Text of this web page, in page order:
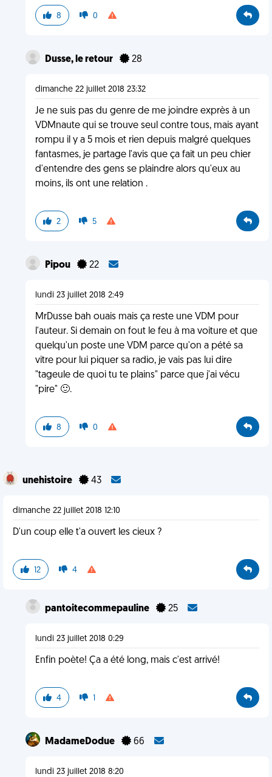
8 0
Dusse, le retour 28
dimanche 22 juillet 2018 23:32
Je ne suis pas du genre de me joindre exprès à un
VDMnaute qui se trouve seul contre tous, mais ayant
rompu il y a 5 mois et rien depuis malgré quelques
fantasmes, je partage l'avis que ça fait un peu chier
d'entendre des gens se plaindre alors qu'eux au
moins, ils ont une relation .
2 5
Pipou 22
lundi 23 juillet 2018 2:49
MrDusse bah ouais mais ça reste une VDM pour
l'auteur. Si demain on fout le feu à ma voiture et que
quelqu'un poste une VDM parce qu'on a pété sa
vitre pour lui piquer sa radio, je vais pas lui dire
"tageule de quoi tu te plains" parce que j'ai vécu
"pire" 🙂.
8 0
unehistoire 43
dimanche 22 juillet 2018 12:10
D'un coup elle t'a ouvert les cieux ?
12 4
pantoitecommepauline 25
lundi 23 juillet 2018 0:29
Enfin poète! Ça a été long, mais c'est arrivé!
4 1
MadameDodue 66
lundi 23 juillet 2018 8:20